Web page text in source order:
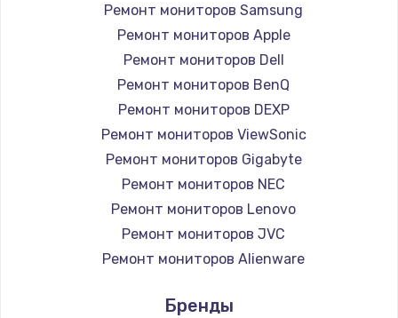
Заказать
Ремонт петель крышки
990 руб.
Заказать
Настройка Wi-Fi
1030 руб.
Заказать
Замена шим-контроллера
3900 руб.
Ремонт мониторов Samsung
Ремонт мониторов Apple
Ремонт мониторов Dell
Ремонт мониторов BenQ
Ремонт мониторов DEXP
Ремонт мониторов ViewSonic
Ремонт мониторов Gigabyte
Ремонт мониторов NEC
Ремонт мониторов Lenovo
Ремонт мониторов JVC
Ремонт мониторов Alienware
Ремонт мониторов Thunderobot
Бренды